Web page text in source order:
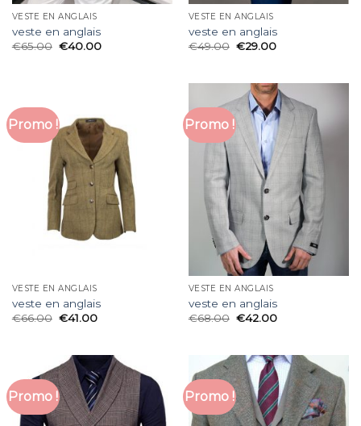
VESTE EN ANGLAIS
veste en anglais
€65.00 €40.00
VESTE EN ANGLAIS
veste en anglais
€49.00 €29.00
Promo !
VESTE EN ANGLAIS
veste en anglais
€66.00 €41.00
Promo !
VESTE EN ANGLAIS
veste en anglais
€68.00 €42.00
Promo ! Promo !